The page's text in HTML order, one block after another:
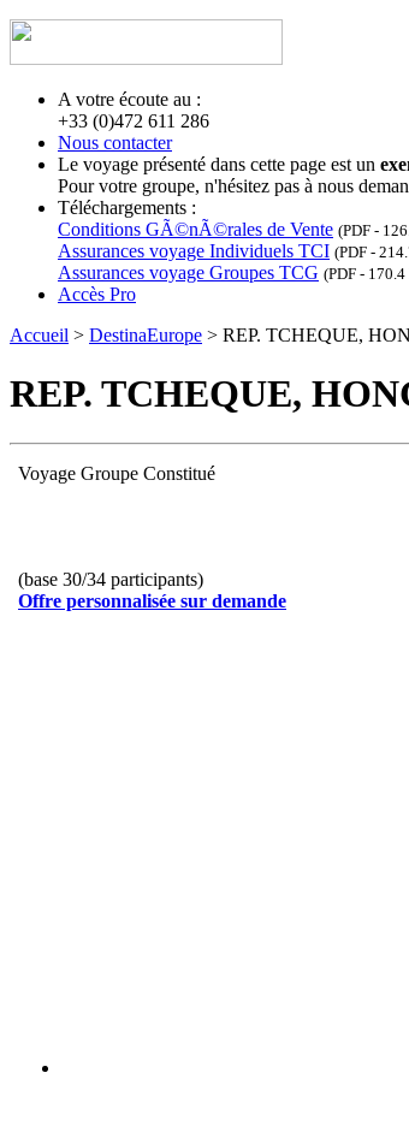
A votre écoute au :
+33 (0)472 611 286
Nous contacter
Le voyage présenté dans cette page est un
Pour votre groupe, n'hésitez pas à nous
Téléchargements :
Conditions GÃ©nÃ©rales de Vente (PDF -
Assurances voyage Individuels TCI (PDF -
Assurances voyage Groupes TCG (PDF -
Accès Pro
Accueil > DestinaEurope > REP. TCHEQUE,
REP. TCHEQUE,
Voyage Groupe Constitué
(base 30/34 participants)
Offre personnalisée sur demande